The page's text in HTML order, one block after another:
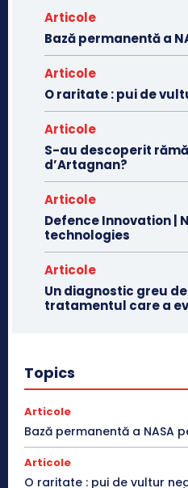
Articole
Bază permanentă a
Articole
O raritate : pui de
Articole
S-au descoperit
d’Artagnan?
Articole
Defence Innovation |
technologies
Articole
Un diagnostic greu
tratamentul care a
Topics
Articole
Bază permanentă a NASA
Articole
O raritate : pui de vultur